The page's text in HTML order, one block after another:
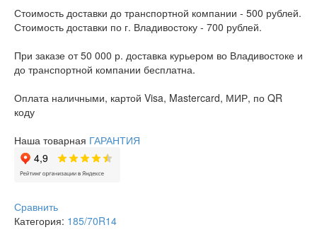
Стоимость доставки до транспортной компании - 500 рублей.
Стоимость доставки по г. Владивостоку - 700 рублей.
При заказе от 50 000 р. доставка курьером во Владивостоке и
до транспортной компании бесплатна.
Оплата наличными, картой Visa, Mastercard, МИР, по QR
коду
Наша товарная ГАРАНТИЯ
Сравнить
Категория: 185/70R14